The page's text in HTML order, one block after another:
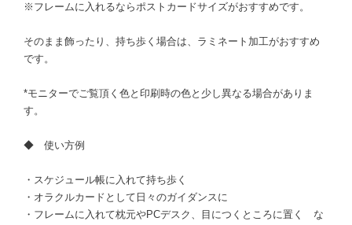
※フレームに入れるならポストカードサイズがおすすめです。
そのまま飾ったり、持ち歩く場合は、ラミネート加工がおすすめ
です。
*モニターでご覧頂く色と印刷時の色と少し異なる場合がありま
す。
◆ 使い方例
・スケジュール帳に入れて持ち歩く
・オラクルカードとして日々のガイダンスに
・フレームに入れて枕元やPCデスク、目につくところに置く な